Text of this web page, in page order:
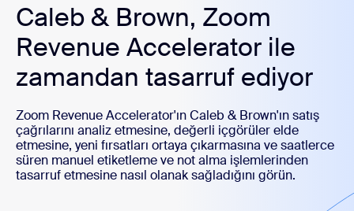
Caleb & Brown, Zoom
Revenue Accelerator ile
zamandan tasarruf ediyor
Zoom Revenue Accelerator'ın Caleb & Brown'ın satış
çağrılarını analiz etmesine, değerli içgörüler elde
etmesine, yeni fırsatları ortaya çıkarmasına ve saatlerce
süren manuel etiketleme ve not alma işlemlerinden
tasarruf etmesine nasıl olanak sağladığını görün.